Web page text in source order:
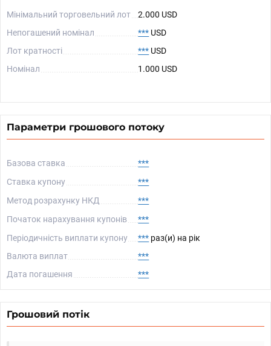
Мінімальний торговельний лот
2.000 USD
Непогашений номінал
*** USD
Лот кратності
*** USD
Номінал
1.000 USD
Параметри грошового потоку
Базова ставка
***
Ставка купону
***
Метод розрахунку НКД
***
Початок нарахування купонів
***
Періодичність виплати купону
*** раз(и) на рік
Валюта виплат
***
Дата погашення
***
Грошовий потік